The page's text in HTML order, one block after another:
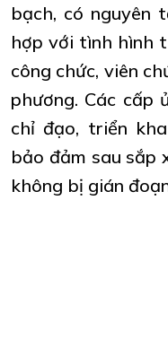
bạch, có nguyên
hợp với tình hình
công chức, viên
phương. Các cấp
chỉ đạo, triển
bảo đảm sau sắp
không bị gián